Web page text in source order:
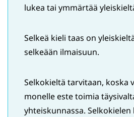
lukea tai ymmärtää
Selkeä kieli taas on
selkeään ilmaisuun.
Selkokieltä tarvitaan, koska
monelle este toimia
yhteiskunnassa.